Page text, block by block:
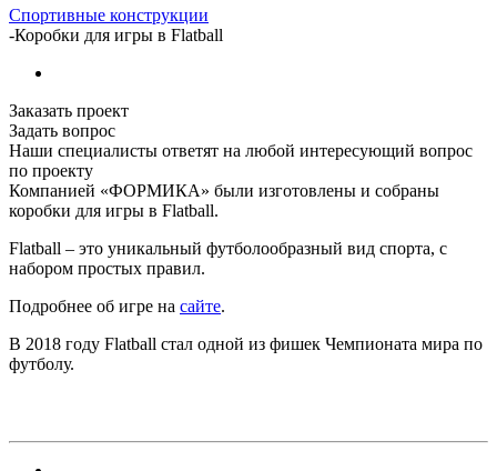
Спортивные конструкции
-Коробки для игры в Flatball
Заказать проект
Задать вопрос
Наши специалисты ответят на любой интересующий вопрос
по проекту
Компанией «ФОРМИКА» были изготовлены и собраны
коробки для игры в Flatball.
Flatball – это уникальный футболообразный вид спорта, с
набором простых правил.
Подробнее об игре на сайте.
В 2018 году Flatball стал одной из фишек Чемпионата мира по
футболу.